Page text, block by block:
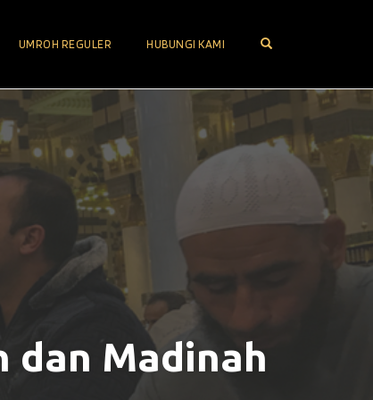
UMROH REGULER HUBUNGI KAMI
dan Madinah